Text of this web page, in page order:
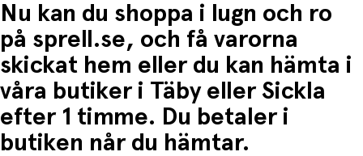
Nu kan du shoppa i lugn och ro
på sprell.se, och få varorna
skickat hem eller du kan hämta i
våra butiker i Täby eller Sickla
efter 1 timme. Du betaler i
butiken når du hämtar.